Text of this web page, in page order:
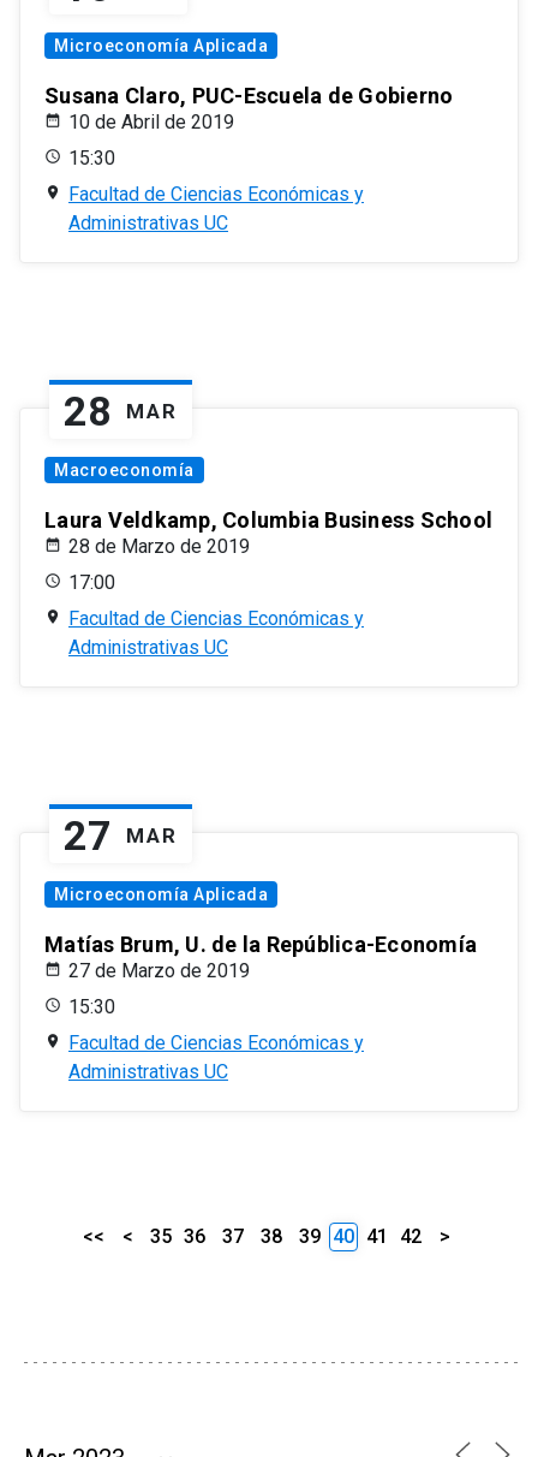
Microeconomía Aplicada
Susana Claro, PUC-Escuela de Gobierno
10 de Abril de 2019
15:30
Facultad de Ciencias Económicas y
Administrativas UC
28 MAR
Macroeconomía
Laura Veldkamp, Columbia Business School
28 de Marzo de 2019
17:00
Facultad de Ciencias Económicas y
Administrativas UC
27 MAR
Microeconomía Aplicada
Matías Brum, U. de la República-Economía
27 de Marzo de 2019
15:30
Facultad de Ciencias Económicas y
Administrativas UC
<< < 35 36 37 38 39 40 41 42 >